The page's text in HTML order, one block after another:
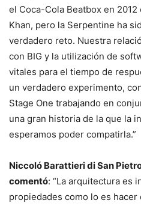
el Coca-Cola Beatbox en
Khan, pero la Serpentine ha
verdadero reto. Nuestra
con BIG y la utilización de
vitales para el tiempo de
un verdadero experimento,
Stage One trabajando en
una gran historia de la que la
esperamos poder compatirla.”
Niccoló Barattieri di San
comentó: “La arquitectura es
propiedades como lo es